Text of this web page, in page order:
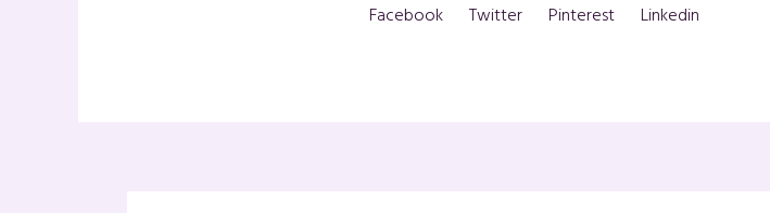
Facebook Twitter Pinterest Linkedin